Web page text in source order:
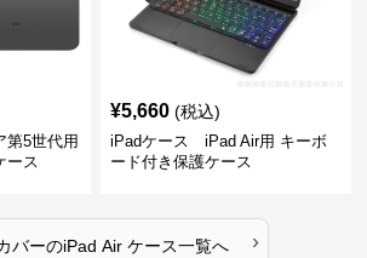
5世代用
ース
¥5,660 (税込)
iPadケース iPad Air用 キーボ
ード付き保護ケース
バーのiPad Air ケース一覧へ ›